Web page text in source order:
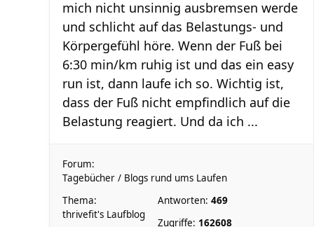
mich nicht unsinnig ausbremsen werde
und schlicht auf das Belastungs- und
Körpergefühl höre. Wenn der Fuß bei
6:30 min/km ruhig ist und das ein easy
run ist, dann laufe ich so. Wichtig ist,
dass der Fuß nicht empfindlich auf die
Belastung reagiert. Und da ich ...
Forum:
Tagebücher / Blogs rund ums Laufen
Thema:
thrivefit's Laufblog
Antworten: 469
Zugriffe: 162608